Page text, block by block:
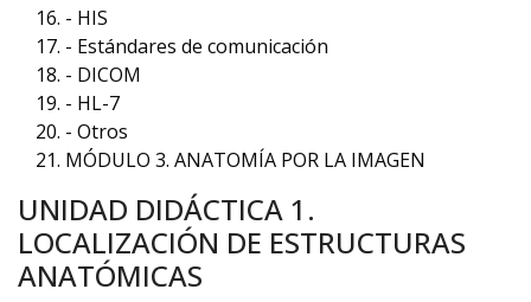
- HIS
- Estándares de comunicación
- DICOM
- HL-7
- Otros
MÓDULO 3. ANATOMÍA POR LA IMAGEN
UNIDAD DIDÁCTICA 1.
LOCALIZACIÓN DE ESTRUCTURAS
ANATÓMICAS